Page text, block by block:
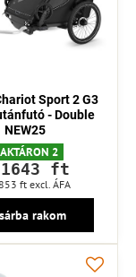
Sport 2 G3
- Double
NEW25
2
ft
ft excl. ÁFA
rakom